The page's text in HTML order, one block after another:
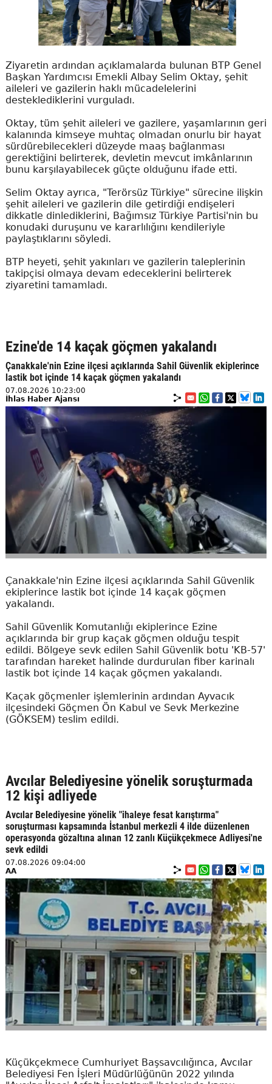
Ziyaretin ardından açıklamalarda bulunan BTP Genel
Başkan Yardımcısı Emekli Albay Selim Oktay, şehit
aileleri ve gazilerin haklı mücadelelerini
desteklediklerini vurguladı.
Oktay, tüm şehit aileleri ve gazilere, yaşamlarının geri
kalanında kimseye muhtaç olmadan onurlu bir hayat
sürdürebilecekleri düzeyde maaş bağlanması
gerektiğini belirterek, devletin mevcut imkânlarının
bunu karşılayabilecek güçte olduğunu ifade etti.
Selim Oktay ayrıca, "Terörsüz Türkiye" sürecine ilişkin
şehit aileleri ve gazilerin dile getirdiği endişeleri
dikkatle dinlediklerini, Bağımsız Türkiye Partisi'nin bu
konudaki duruşunu ve kararlılığını kendileriyle
paylaştıklarını söyledi.
BTP heyeti, şehit yakınları ve gazilerin taleplerinin
takipçisi olmaya devam edeceklerini belirterek
ziyaretini tamamladı.
Ezine'de 14 kaçak göçmen yakalandı
Çanakkale'nin Ezine ilçesi açıklarında Sahil Güvenlik ekiplerince
lastik bot içinde 14 kaçak göçmen yakalandı
07.08.2026 10:23:00
İhlas Haber Ajansı
Çanakkale'nin Ezine ilçesi açıklarında Sahil Güvenlik
ekiplerince lastik bot içinde 14 kaçak göçmen
yakalandı.
Sahil Güvenlik Komutanlığı ekiplerince Ezine
açıklarında bir grup kaçak göçmen olduğu tespit
edildi. Bölgeye sevk edilen Sahil Güvenlik botu 'KB-57'
tarafından hareket halinde durdurulan fiber karinalı
lastik bot içinde 14 kaçak göçmen yakalandı.
Kaçak göçmenler işlemlerinin ardından Ayvacık
ilçesindeki Göçmen Ön Kabul ve Sevk Merkezine
(GÖKSEM) teslim edildi.
Avcılar Belediyesine yönelik soruşturmada
12 kişi adliyede
Avcılar Belediyesine yönelik "ihaleye fesat karıştırma"
soruşturması kapsamında İstanbul merkezli 4 ilde düzenlenen
operasyonda gözaltına alınan 12 zanlı Küçükçekmece Adliyesi'ne
sevk edildi
07.08.2026 09:04:00
AA
Küçükçekmece Cumhuriyet Başsavcılığınca, Avcılar
Belediyesi Fen İşleri Müdürlüğünün 2022 yılında